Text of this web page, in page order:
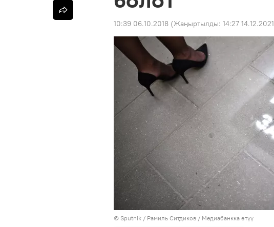
10:39 06.10.2018 (Жаңыртылды: 14:27 14.12.2021
© Sputnik / Рамиль Ситдиков / Медиабанкка өтүү